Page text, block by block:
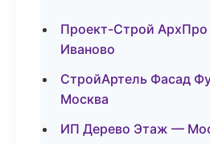
Проект-Строй
Иваново
СтройАртель Фасад
Москва
ИП Дерево Этаж —